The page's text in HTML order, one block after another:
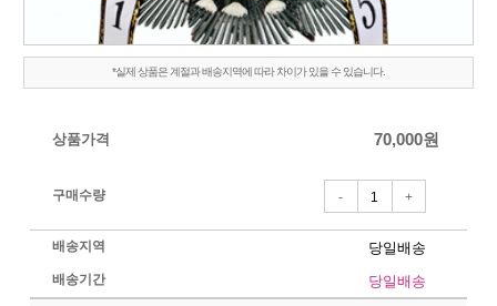
*실제 상품은 계절과 배송지역에 따라 차이가 있을 수 있습니다.
상품가격 70,000원
구매수량 - +
배송지역 당일배송
배송기간 당일배송